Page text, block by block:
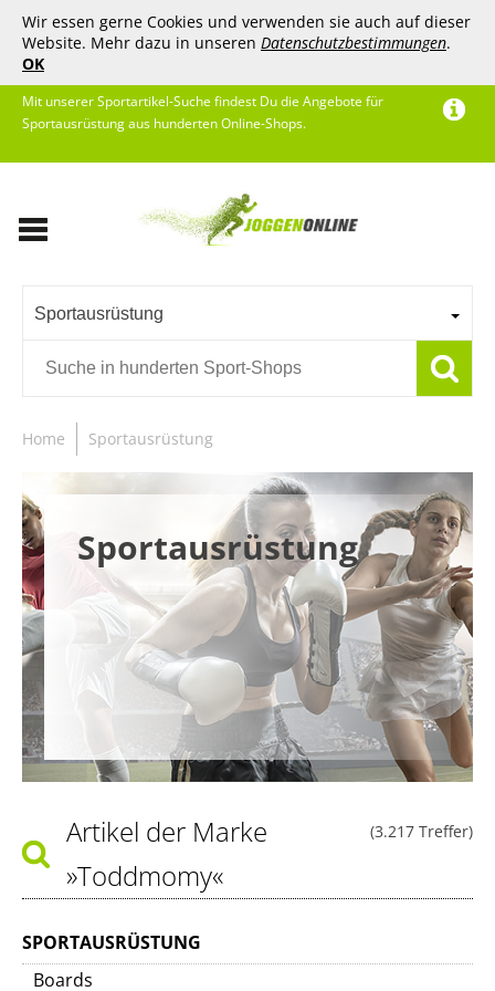
Wir essen gerne Cookies und verwenden sie auch auf dieser
Website. Mehr dazu in unseren Datenschutzbestimmungen.
OK
Mit unserer Sportartikel-Suche findest Du die Angebote für
Sportausrüstung aus hunderten Online-Shops.
Sportausrüstung
Home Sportausrüstung
Sportausrüstung
(3.217 Treffer)
Artikel der Marke
»Toddmomy«
SPORTAUSRÜSTUNG
Boards